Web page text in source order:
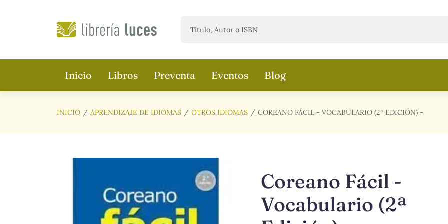
Inicio Libros Preventa Eventos Blog
INICIO APRENDIZAJE DE IDIOMAS OTROS IDIOMAS COREANO FÁCIL - VOCABULARIO (2ª EDICIÓN) -
Coreano Fácil -
Vocabulario (2ª